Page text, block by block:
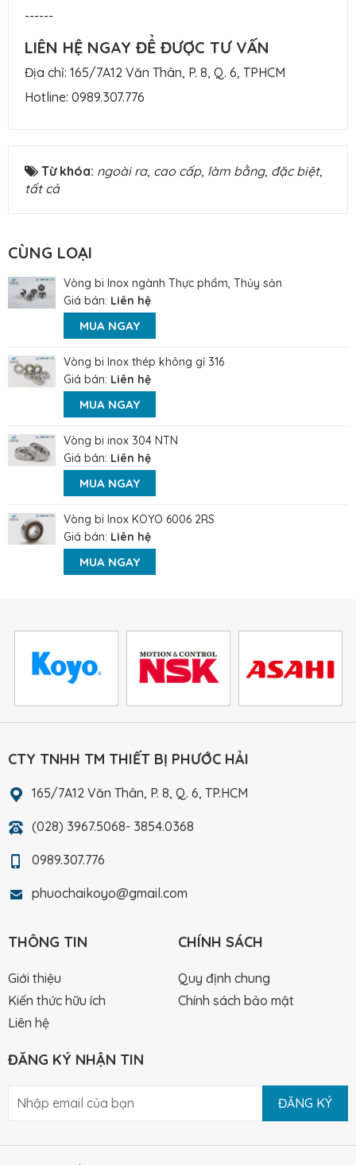
------
LIÊN HỆ NGAY ĐỂ ĐƯỢC TƯ VẤN
Địa chỉ: 165/7A12 Văn Thân, P. 8, Q. 6, TPHCM
Hotline: 0989.307.776
Từ khóa: ngoài ra, cao cấp, làm bằng, đặc biệt,
tất cả
CÙNG LOẠI
Vòng bi Inox ngành Thực phẩm, Thủy sản
Giá bán: Liên hệ
MUA NGAY
Vòng bi Inox thép không gỉ 316
Giá bán: Liên hệ
MUA NGAY
Vòng bi inox 304 NTN
Giá bán: Liên hệ
MUA NGAY
Vòng bi Inox KOYO 6006 2RS
Giá bán: Liên hệ
MUA NGAY
CTY TNHH TM THIẾT BỊ PHƯỚC HẢI
165/7A12 Văn Thân, P. 8, Q. 6, TP.HCM
(028) 3967.5068- 3854.0368
0989.307.776
phuochaikoyo@gmail.com
THÔNG TIN
Giới thiệu
Kiến thức hữu ích
Liên hệ
CHÍNH SÁCH
Quy định chung
Chính sách bảo mật
ĐĂNG KÝ NHẬN TIN
ĐĂNG KÝ